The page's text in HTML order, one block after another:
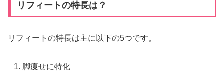
リフィートの特長は？
リフィートの特長は主に以下の5つです。
脚痩せに特化